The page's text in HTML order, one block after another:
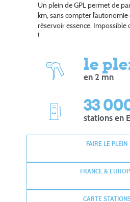
Un plein de GPL permet de
km, sans compter
réservoir essence.
!
le
en 2 mn
33
stations en
FAIRE LE PLEIN
FRANCE &
CARTE